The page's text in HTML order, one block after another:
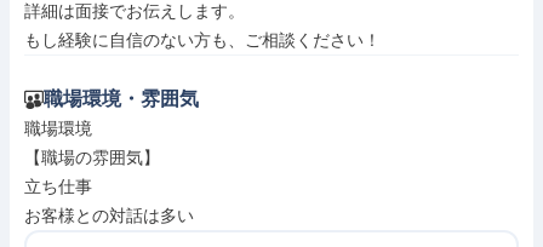
詳細は面接でお伝えします。
もし経験に自信のない方も、ご相談ください！
職場環境・雰囲気
職場環境
【職場の雰囲気】
立ち仕事
お客様との対話は多い